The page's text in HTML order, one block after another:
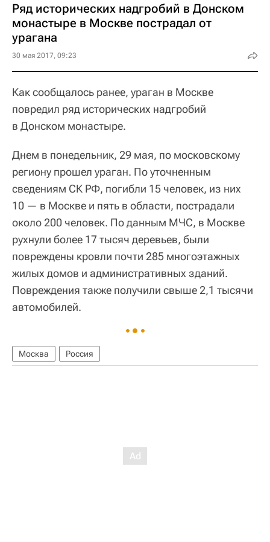
Ряд исторических надгробий в Донском
монастыре в Москве пострадал от
урагана
30 мая 2017, 09:23
Как сообщалось ранее, ураган в Москве
повредил ряд исторических надгробий
в Донском монастыре.
Днем в понедельник, 29 мая, по московскому
региону прошел ураган. По уточненным
сведениям СК РФ, погибли 15 человек, из них
10 — в Москве и пять в области, пострадали
около 200 человек. По данным МЧС, в Москве
рухнули более 17 тысяч деревьев, были
повреждены кровли почти 285 многоэтажных
жилых домов и административных зданий.
Повреждения также получили свыше 2,1 тысячи
автомобилей.
Москва Россия